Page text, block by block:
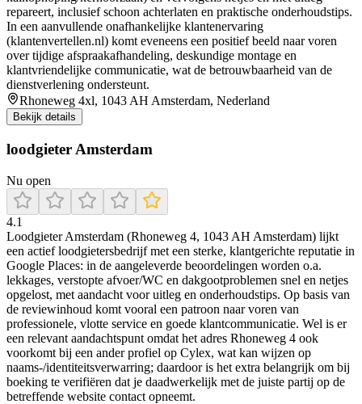
repareert, inclusief schoon achterlaten en praktische onderhoudstips.
In een aanvullende onafhankelijke klantenervaring
(klantenvertellen.nl) komt eveneens een positief beeld naar voren
over tijdige afspraakafhandeling, deskundige montage en
klantvriendelijke communicatie, wat de betrouwbaarheid van de
dienstverlening ondersteunt.
Rhoneweg 4xl, 1043 AH Amsterdam, Nederland
Bekijk details
loodgieter Amsterdam
Nu open
4.1
Loodgieter Amsterdam (Rhoneweg 4, 1043 AH Amsterdam) lijkt
een actief loodgietersbedrijf met een sterke, klantgerichte reputatie in
Google Places: in de aangeleverde beoordelingen worden o.a.
lekkages, verstopte afvoer/WC en dakgootproblemen snel en netjes
opgelost, met aandacht voor uitleg en onderhoudstips. Op basis van
de reviewinhoud komt vooral een patroon naar voren van
professionele, vlotte service en goede klantcommunicatie. Wel is er
een relevant aandachtspunt omdat het adres Rhoneweg 4 ook
voorkomt bij een ander profiel op Cylex, wat kan wijzen op
naams-/identiteitsverwarring; daardoor is het extra belangrijk om bij
boeking te verifiëren dat je daadwerkelijk met de juiste partij op de
betreffende website contact opneemt.